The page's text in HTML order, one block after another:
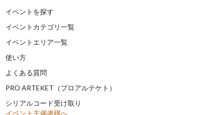
イベントを探す
イベントカテゴリ一覧
イベントエリア一覧
使い方
よくある質問
PRO ARTEKET（プロアルテケト）
シリアルコード受け取り
イベント主催者様へ